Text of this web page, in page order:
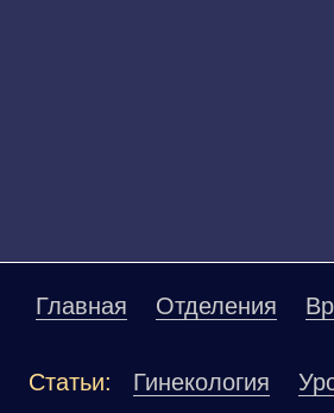
Главная Отделения
Статьи: Гинекология